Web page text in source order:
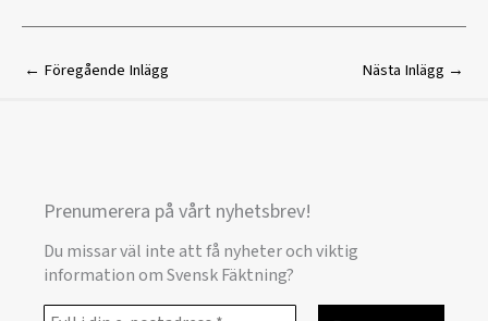
← Föregående Inlägg Nästa Inlägg →
Prenumerera på vårt nyhetsbrev!
Du missar väl inte att få nyheter och viktig
information om Svensk Fäktning?